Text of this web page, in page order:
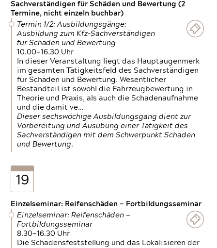
Sachverständigen für Schäden und Bewertung (2
Termine, nicht einzeln buchbar)
Termin 1/2: Ausbildungsgänge:
Ausbildung zum Kfz-Sachverständigen
für Schäden und Bewertung
10.00—16.30 Uhr
In dieser Veranstaltung liegt das Hauptaugenmerk
im gesamten Tätigkeitsfeld des Sachverständigen
für Schäden und Bewertung. Wesentlicher
Bestandteil ist sowohl die Fahrzeugbewertung in
Theorie und Praxis, als auch die Schadenaufnahme
und die damit ve…
Dieser sechswöchige Ausbildungsgang dient zur
Vorbereitung und Ausübung einer Tätigkeit des
Sachverständigen mit dem Schwerpunkt Schaden
und Bewertung.
19
Einzelseminar: Reifenschäden — Fortbildungsseminar
Einzelseminar: Reifenschäden —
Fortbildungsseminar
8.30—16.30 Uhr
Die Schadensfeststellung und das Lokalisieren der